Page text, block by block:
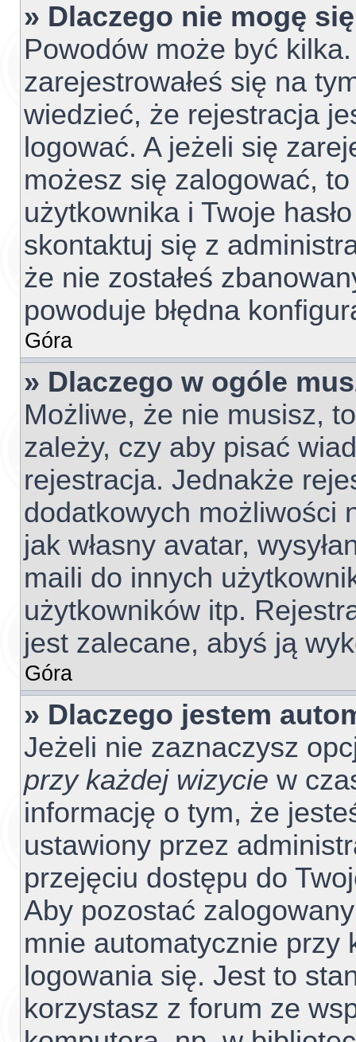
» Dlaczego nie mogę
Powodów może być
zarejestrowałeś się na
wiedzieć, że rejestracja
logować. A jeżeli się
możesz się zalogować,
użytkownika i Twoje
skontaktuj się z
że nie zostałeś
powoduje błędna
Góra
» Dlaczego w ogóle
Możliwe, że nie musisz,
zależy, czy aby pisać
rejestracja. Jednakże
dodatkowych możliwości
jak własny avatar,
maili do innych
użytkowników itp.
jest zalecane, abyś ją
Góra
» Dlaczego jestem
Jeżeli nie zaznaczysz
przy każdej wizycie w
informację o tym, że
ustawiony przez
przejęciu dostępu do
Aby pozostać
mnie automatycznie przy
logowania się. Jest to
korzystasz z forum ze